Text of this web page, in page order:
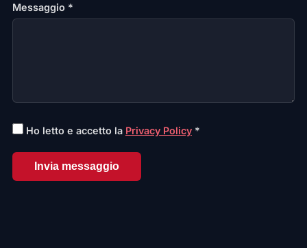
Messaggio *
Ho letto e accetto la Privacy Policy*
Invia messaggio